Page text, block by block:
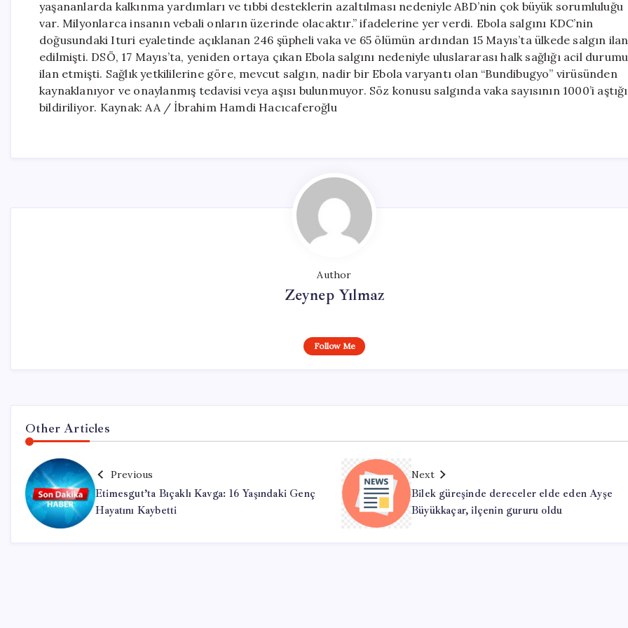
yaşananlarda kalkınma yardımları ve tıbbi desteklerin azaltılması nedeniyle ABD’nin çok büyük sorumluluğu
var. Milyonlarca insanın vebali onların üzerinde olacaktır.” ifadelerine yer verdi. Ebola salgını KDC’nin
doğusundaki Ituri eyaletinde açıklanan 246 şüpheli vaka ve 65 ölümün ardından 15 Mayıs’ta ülkede salgın ilan
edilmişti. DSÖ, 17 Mayıs’ta, yeniden ortaya çıkan Ebola salgını nedeniyle uluslararası halk sağlığı acil durumu
ilan etmişti. Sağlık yetkililerine göre, mevcut salgın, nadir bir Ebola varyantı olan “Bundibugyo” virüsünden
kaynaklanıyor ve onaylanmış tedavisi veya aşısı bulunmuyor. Söz konusu salgında vaka sayısının 1000’i aştığı
bildiriliyor. Kaynak: AA / İbrahim Hamdi Hacıcaferoğlu
Author
Zeynep Yılmaz
Follow Me
Other Articles
Previous
Etimesgut’ta Bıçaklı Kavga: 16 Yaşındaki Genç
Hayatını Kaybetti
Next
Bilek güreşinde dereceler elde eden Ayşe
Büyükkaçar, ilçenin gururu oldu